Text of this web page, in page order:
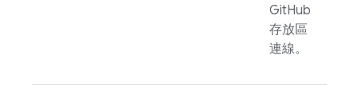
GitHub
存放區
連線。